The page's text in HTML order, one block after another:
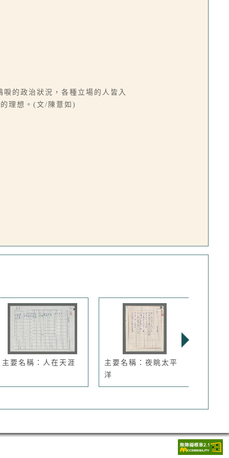
的政治狀況，各種立場的人皆入
理想。(文/陳薏如)
主要名稱：人在天涯
主要名稱：夜眺太平
洋